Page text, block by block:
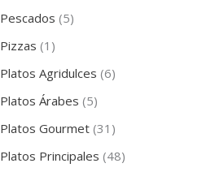
Pescados (5)
Pizzas (1)
Platos Agridulces (6)
Platos Árabes (5)
Platos Gourmet (31)
Platos Principales (48)